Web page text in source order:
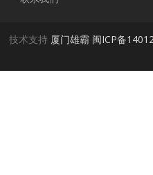
技术支持 厦门雄霸 闽ICP备